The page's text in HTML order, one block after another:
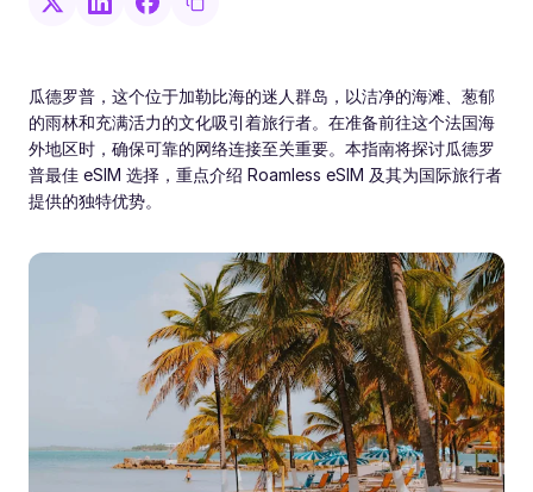
瓜德罗普，这个位于加勒比海的迷人群岛，以洁净的海滩、葱郁
的雨林和充满活力的文化吸引着旅行者。在准备前往这个法国海
外地区时，确保可靠的网络连接至关重要。本指南将探讨瓜德罗
普最佳 eSIM 选择，重点介绍 Roamless eSIM 及其为国际旅行者
提供的独特优势。